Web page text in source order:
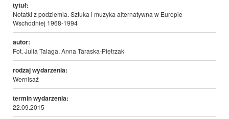
tytuł:
Notatki z podziemia. Sztuka i muzyka alternatywna w Europie
Wschodniej 1968-1994
autor:
Fot. Julia Talaga, Anna Taraska-Pietrzak
rodzaj wydarzenia:
Wernisaż
termin wydarzenia:
22.09.2015